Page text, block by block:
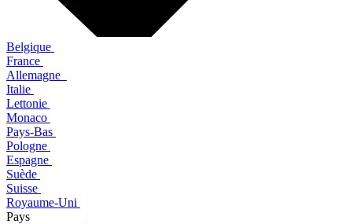
Belgique
France
Allemagne
Italie
Lettonie
Monaco
Pays-Bas
Pologne
Espagne
Suède
Suisse
Royaume-Uni
Pays